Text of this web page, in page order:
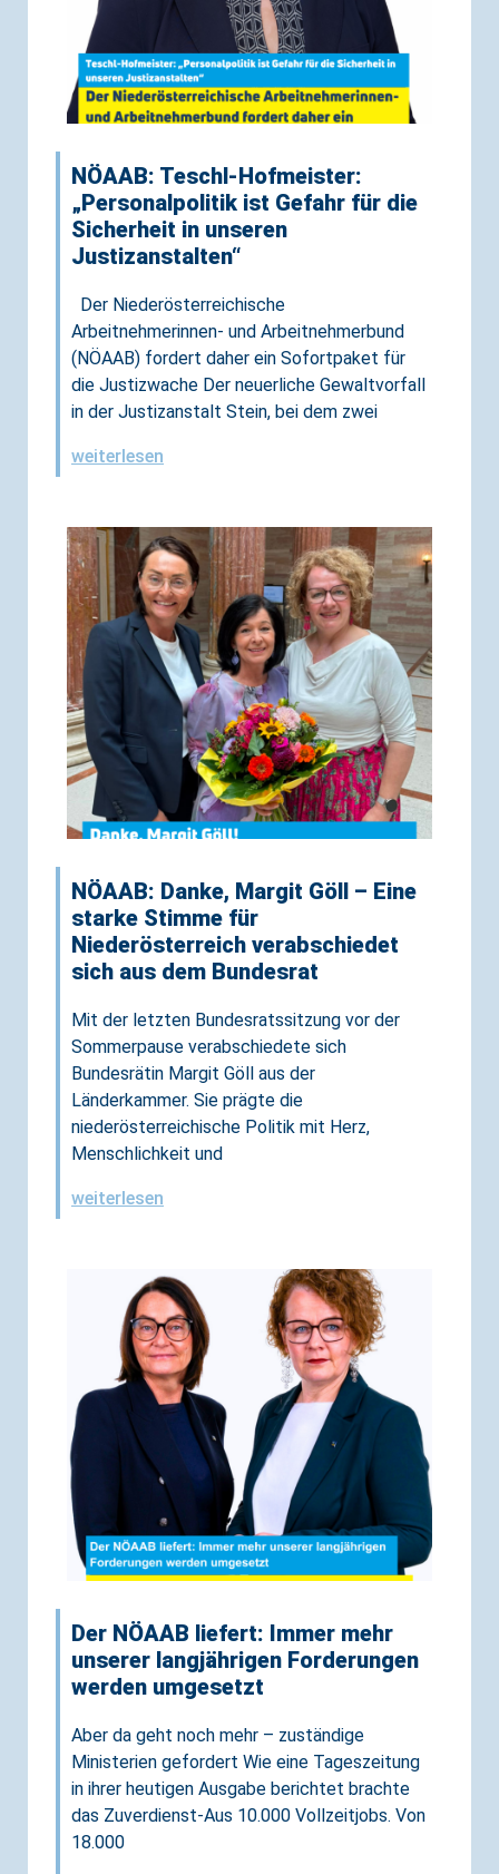
NÖAAB: Teschl-Hofmeister:
„Personalpolitik ist Gefahr für die
Sicherheit in unseren
Justizanstalten“
Der Niederösterreichische
Arbeitnehmerinnen- und Arbeitnehmerbund
(NÖAAB) fordert daher ein Sofortpaket für
die Justizwache Der neuerliche Gewaltvorfall
in der Justizanstalt Stein, bei dem zwei
weiterlesen
NÖAAB: Danke, Margit Göll – Eine
starke Stimme für
Niederösterreich verabschiedet
sich aus dem Bundesrat
Mit der letzten Bundesratssitzung vor der
Sommerpause verabschiedete sich
Bundesrätin Margit Göll aus der
Länderkammer. Sie prägte die
niederösterreichische Politik mit Herz,
Menschlichkeit und
weiterlesen
Der NÖAAB liefert: Immer mehr
unserer langjährigen Forderungen
werden umgesetzt
Aber da geht noch mehr – zuständige
Ministerien gefordert Wie eine Tageszeitung
in ihrer heutigen Ausgabe berichtet brachte
das Zuverdienst-Aus 10.000 Vollzeitjobs. Von
18.000